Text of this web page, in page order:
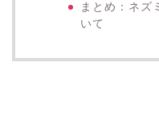
まとめ：ネズ
いて